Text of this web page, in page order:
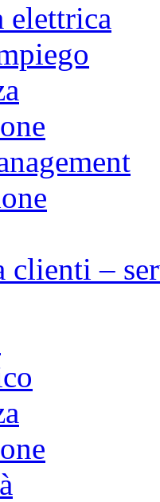
elettrica
clienti –